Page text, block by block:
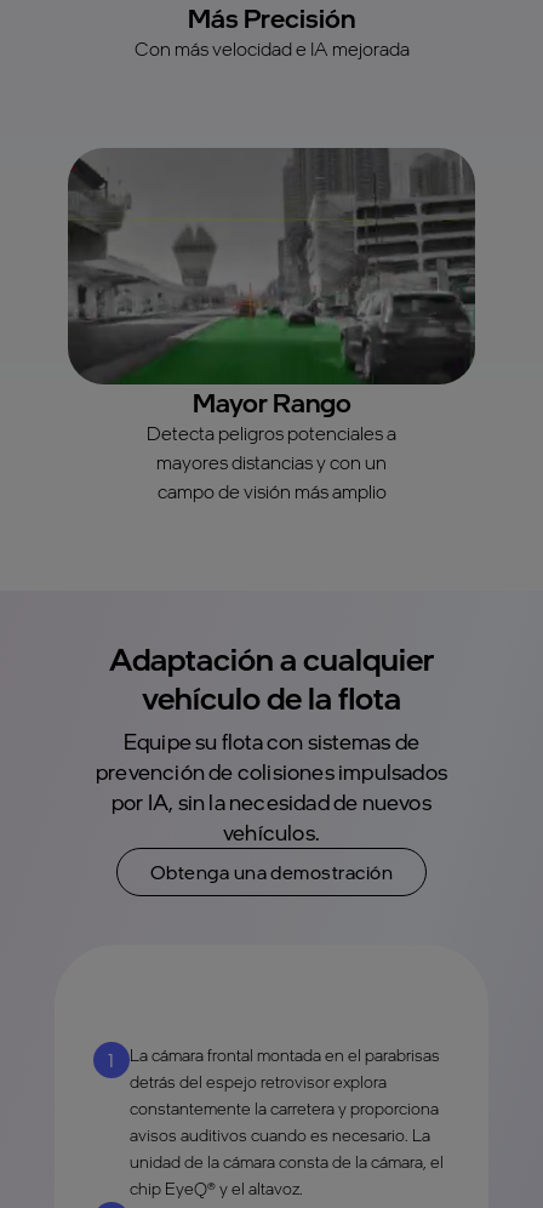
Más Precisión
Con más velocidad e IA mejorada
Mayor Rango
Detecta peligros potenciales a
mayores distancias y con un
campo de visión más amplio
Adaptación a cualquier
vehículo de la flota
Equipe su flota con sistemas de
prevención de colisiones impulsados
por IA, sin la necesidad de nuevos
vehículos.
Obtenga una demostración
1
La cámara frontal montada en el parabrisas
detrás del espejo retrovisor explora
constantemente la carretera y proporciona
avisos auditivos cuando es necesario. La
unidad de la cámara consta de la cámara, el
chip EyeQ® y el altavoz.